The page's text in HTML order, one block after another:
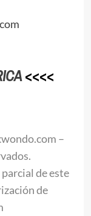
<<<<
–
de este
de